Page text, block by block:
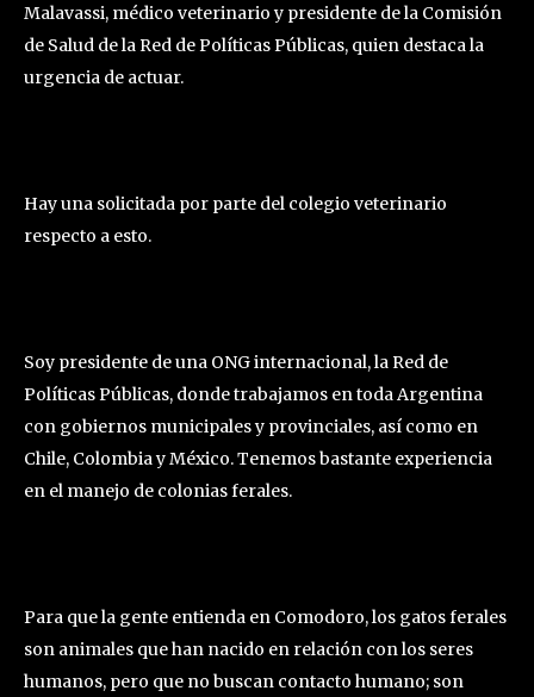
Malavassi, médico veterinario y presidente de la Comisión
de Salud de la Red de Políticas Públicas, quien destaca la
urgencia de actuar.
Hay una solicitada por parte del colegio veterinario
respecto a esto.
Soy presidente de una ONG internacional, la Red de
Políticas Públicas, donde trabajamos en toda Argentina
con gobiernos municipales y provinciales, así como en
Chile, Colombia y México. Tenemos bastante experiencia
en el manejo de colonias ferales.
Para que la gente entienda en Comodoro, los gatos ferales
son animales que han nacido en relación con los seres
humanos, pero que no buscan contacto humano; son